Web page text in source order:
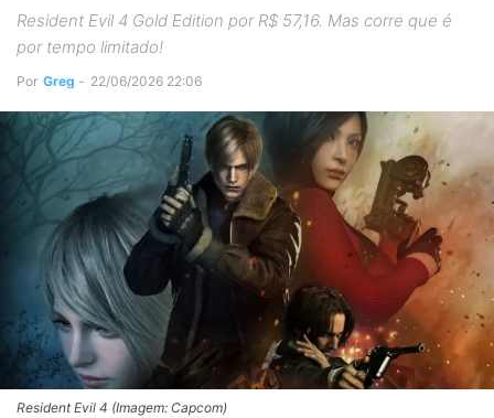
Resident Evil 4 Gold Edition por R$ 57,16. Mas corre que é
por tempo limitado!
Por Greg - 22/06/2026 22:06
Resident Evil 4 (Imagem: Capcom)